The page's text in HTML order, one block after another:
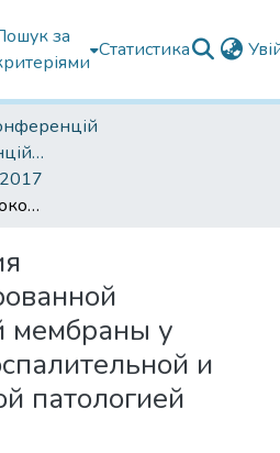
за
Статистика
Матеріали конференцій Інституту Філатова
Трансплантация криоконсервированной амниотической мембраны у пациентов с воспалительной и дистрофической патологией роговицы
мембраны у
и
патологией